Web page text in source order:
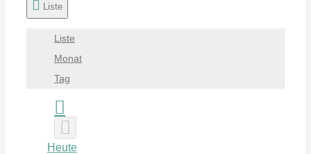
Liste
Liste
Monat
Tag
Heute